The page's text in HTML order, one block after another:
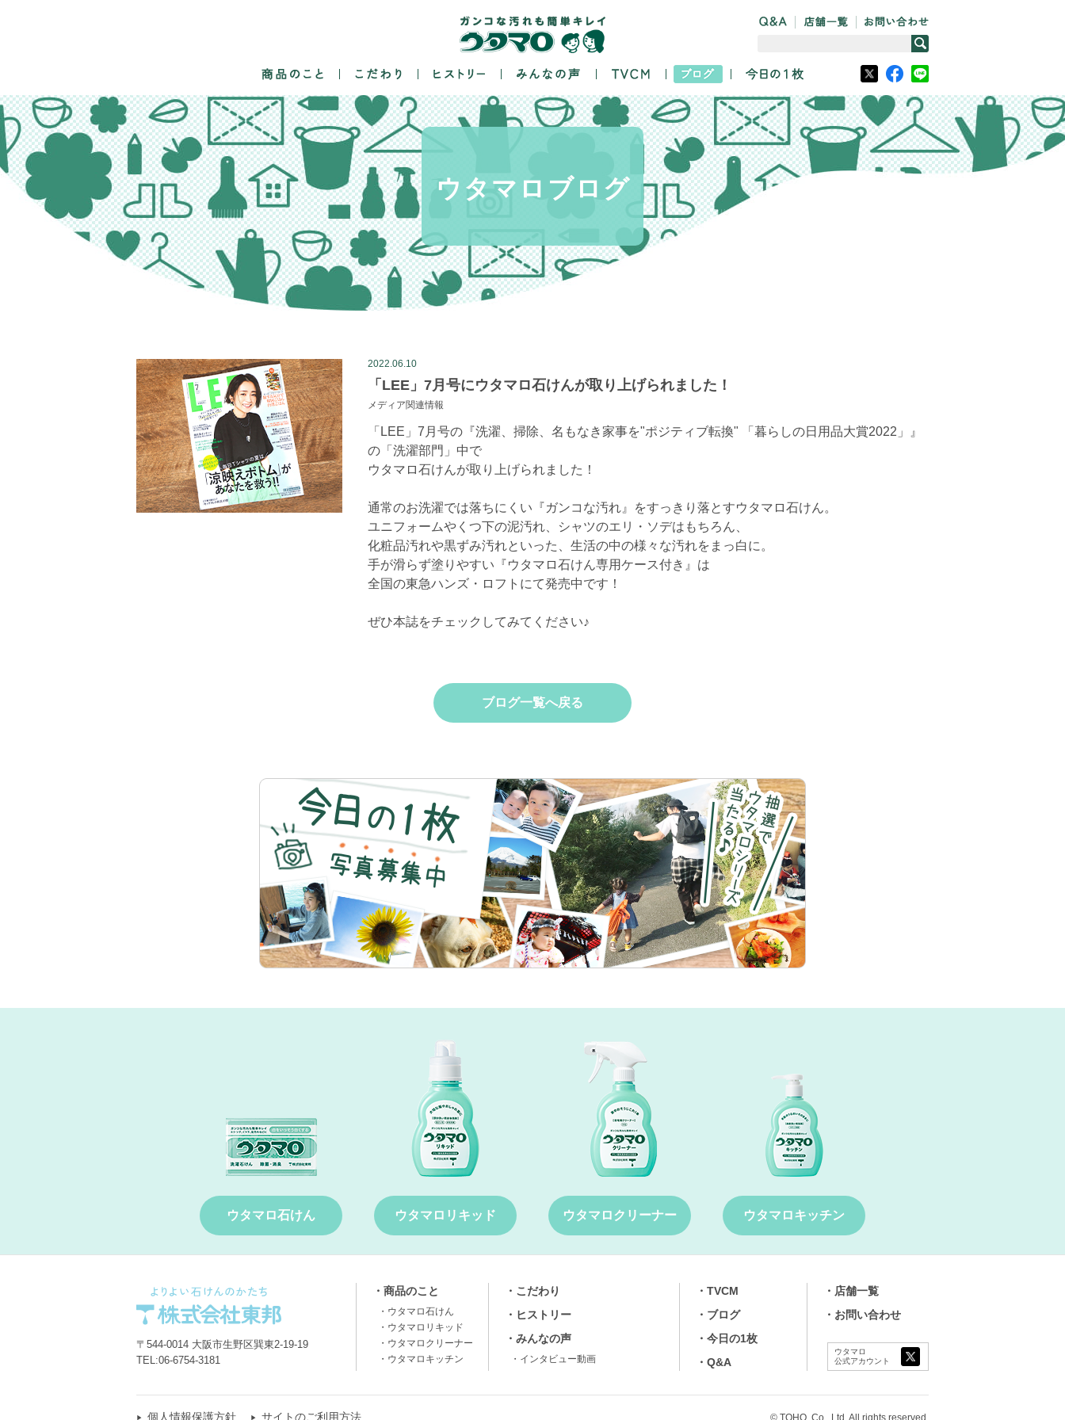
ウタマロ ブログ
2022.06.10
「LEE」7月号にウタマロ石けんが取り上げられました！
メディア関連情報
「LEE」7月号の『洗濯、掃除、名もなき家事を"ポジティブ転換" 「暮らしの日用品大賞2022」』
の「洗濯部門」中で
ウタマロ石けんが取り上げられました！
通常のお洗濯では落ちにくい『ガンコな汚れ』をすっきり落とすウタマロ石けん。
ユニフォームやくつ下の泥汚れ、シャツのエリ・ソデはもちろん、
化粧品汚れや黒ずみ汚れといった、生活の中の様々な汚れをまっ白に。
手が滑らず塗りやすい『ウタマロ石けん専用ケース付き』は
全国の東急ハンズ・ロフトにて発売中です！
ぜひ本誌をチェックしてみてください♪
ブログ一覧へ戻る
ウタマロ石けん ウタマロリキッド ウタマロクリーナー ウタマロキッチン
〒544-0014 大阪市生野区巽東2-19-19
TEL:06-6754-3181
商品のこと
ウタマロ⽯けん
ウタマロリキッド
ウタマロクリーナー
ウタマロキッチン
こだわり
ヒストリー
みんなの声
インタビュー動画
TVCM
ブログ
今⽇の1枚
Q&A
店舗⼀覧
お問い合わせ
ウタマロ
公式アカウント
個人情報保護方針 サイトのご利用方法 © TOHO. Co., Ltd. All rights reserved.